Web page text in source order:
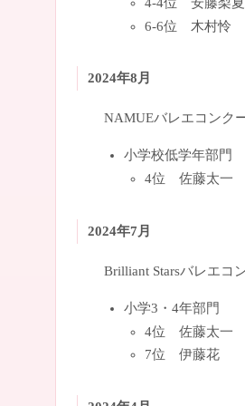
6-6位 木村怜
2024年8月
NAMUEバレエコンク
小学校低学年部門
4位 佐藤太一
2024年7月
Brilliant Starsバレエコ
小学3・4年部門
4位 佐藤太一
7位 伊藤花